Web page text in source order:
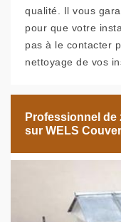
qualité. Il vous
pour que votre
pas à le contacter
nettoyage de vos
Professionnel de
sur WELS